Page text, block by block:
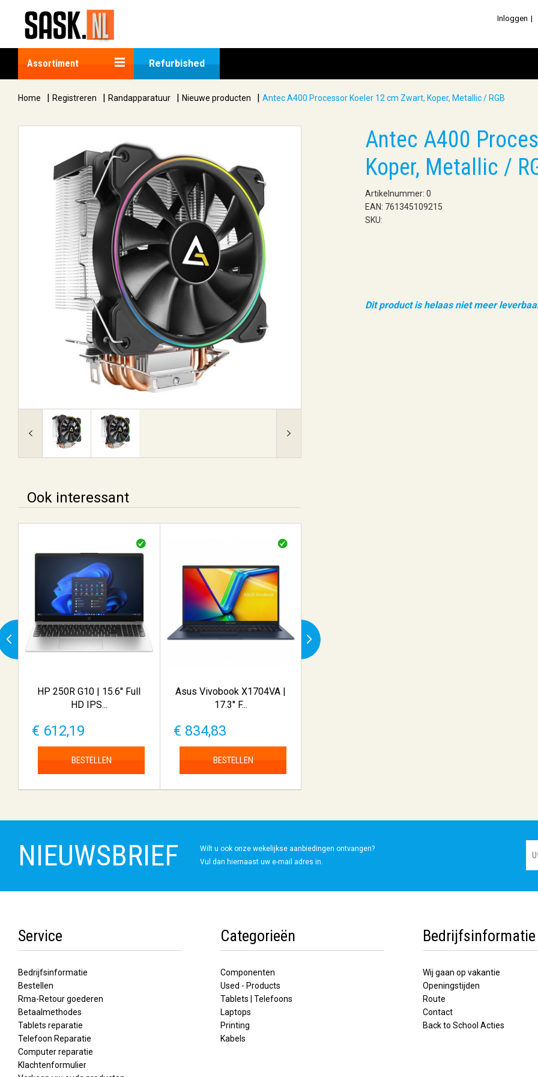
Inloggen
Assortiment Refurbished
Home | Registreren | Randapparatuur | Nieuwe producten | Antec A400 Processor Koeler 12 cm Zwart, Koper, Metallic / RGB
Antec A400
Koper, Metallic /
Artikelnummer: 0
EAN: 761345109215
SKU:
Dit product is helaas niet meer
Ook interessant
HP 250R G10 | 15.6'' Full
HD IPS...
€ 612,19
BESTELLEN
Asus Vivobook X1704VA |
17.3'' F...
€ 834,83
BESTELLEN
NIEUWSBRIEF
Wilt u ook onze wekelijkse aanbiedingen ontvangen?
Vul dan hiernaast uw e-mail adres in.
Service
Bedrijfsinformatie
Bestellen
Rma-Retour goederen
Betaalmethodes
Tablets reparatie
Telefoon Reparatie
Computer reparatie
Klachtenformulier
Categorieën
Componenten
Used - Products
Tablets | Telefoons
Laptops
Printing
Kabels
Bedrijfsinformatie
Wij gaan op vakantie
Openingstijden
Route
Contact
Back to School Acties